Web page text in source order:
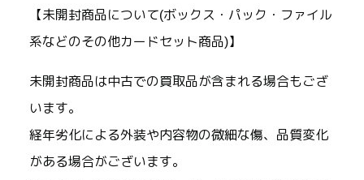
【未開封商品について(ボックス・パック・ファイル
系などのその他カードセット商品)】
未開封商品は中古での買取品が含まれる場合もござ
います。
経年劣化による外装や内容物の微細な傷、品質変化
がある場合がございます。